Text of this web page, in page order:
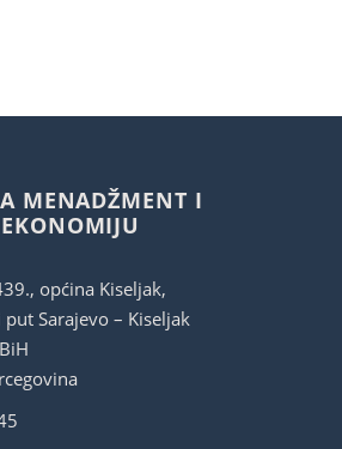
MENADŽMENT I
općina Kiseljak,
Sarajevo – Kiseljak